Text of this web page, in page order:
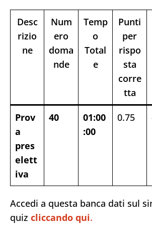
Desc
rizio
ne
Num
ero
doma
nde
Temp
o
Total
e
Punti
per
rispo
sta
corre
tta
Prov
a
pres
elett
iva
40
01:00
:00
0.75
Accedi a questa banca dati sul
quiz cliccando qui.